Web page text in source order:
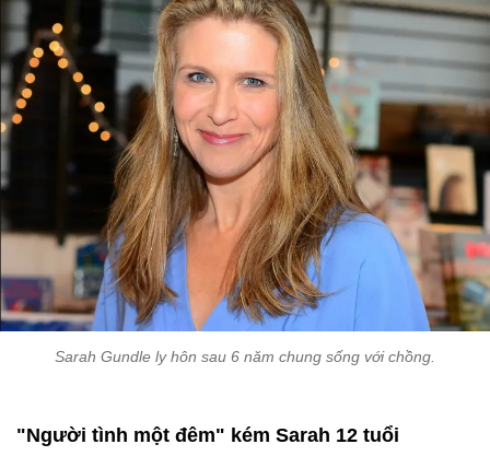
Sarah Gundle ly hôn sau 6 năm chung sống với chồng.
"Người tình một đêm" kém Sarah 12 tuổi